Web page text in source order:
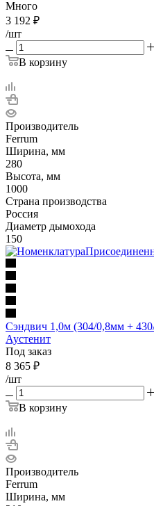
Много
3 192 ₽
/шт
В корзину
Производитель
Ferrum
Ширина, мм
280
Высота, мм
1000
Страна производства
Россия
Диаметр дымохода
150
Сэндвич 1,0м (304/0,8мм +
Аустенит
Под заказ
8 365 ₽
/шт
В корзину
Производитель
Ferrum
Ширина, мм